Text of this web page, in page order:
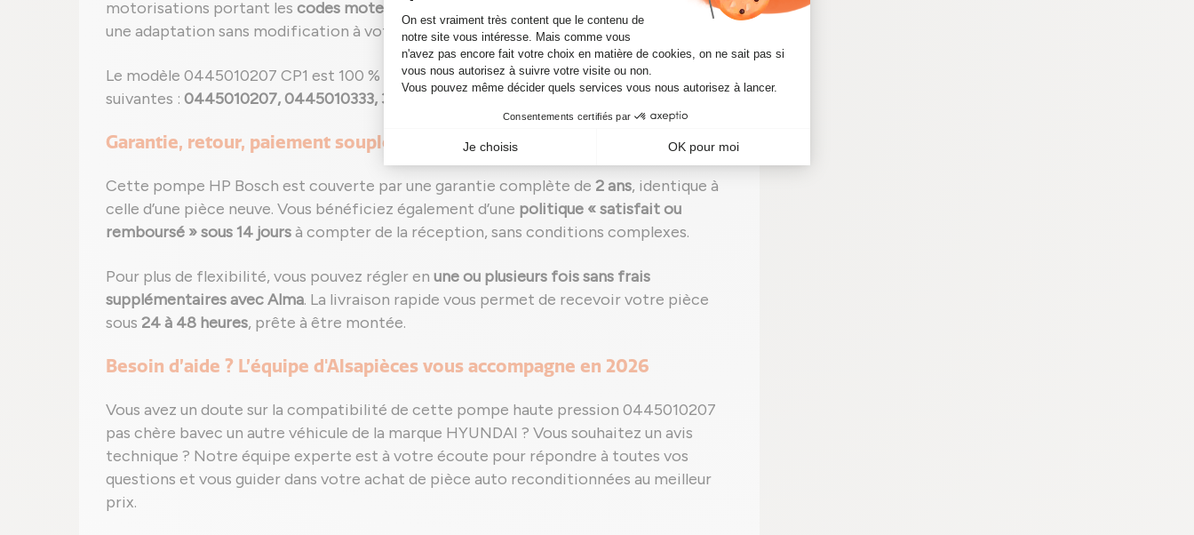
motorisations portant les codes moteurs suivants : D4CB-L, D4CB-W, D4CB
, assurant
une adaptation sans modification à votre véhicule.
Le modèle 0445010207 CP1 est 100 % conforme aux références constructeur
suivantes : 0445010207, 0445010333, 331004A420.
Garantie, retour, paiement souple : un achat de pièce auto sans risque
Cette pompe HP Bosch est couverte par une garantie complète de 2 ans, identique à
celle d’une pièce neuve. Vous bénéficiez également d’une politique « satisfait ou
remboursé » sous 14 joursà compter de la réception, sans conditions complexes.
Pour plus de flexibilité, vous pouvez régler en une ou plusieurs fois sans frais
supplémentaires avec Alma. La livraison rapide vous permet de recevoir votre pièce
sous 24 à 48 heures, prête à être montée.
Besoin d’aide ? L’équipe d'Alsapièces vous accompagne en 2026
Vous avez un doute sur la compatibilité de cette pompe haute pression 0445010207
pas chère bavec un autre véhicule de la marque HYUNDAI ? Vous souhaitez un avis
technique ? Notre équipe experte est à votre écoute pour répondre à toutes vos
questions et vous guider dans votre achat de pièce auto reconditionnées au meilleur
prix.